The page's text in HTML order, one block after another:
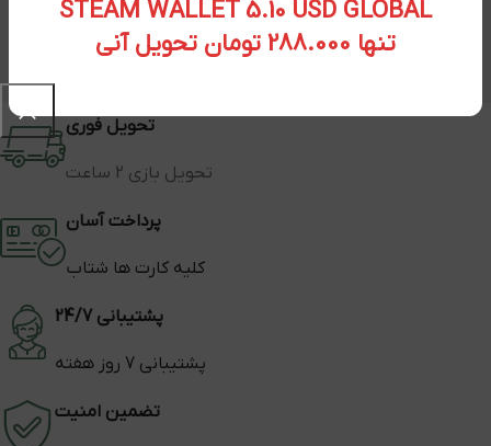
STEAM WALLET 5.10 USD GLOBAL
تنها 288.000 تومان تحویل آنی
تحویل فوری
تحویل بازی 2 ساعت
پرداخت آسان
کلیه کارت ها شتاب
پشتیبانی 24/7
پشتیبانی 7 روز هفته
تضمین امنیت